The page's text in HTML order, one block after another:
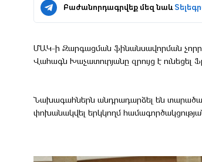
Բաժանորդագրվեք մեզ նաև
ՄԱԿ-ի Զարգացման ֆինանսավորման
Վահագն Խաչատուրյանը զրույց է ունեցել
Նախագահներն անդրադարձել են
փոխանակվել երկկողմ